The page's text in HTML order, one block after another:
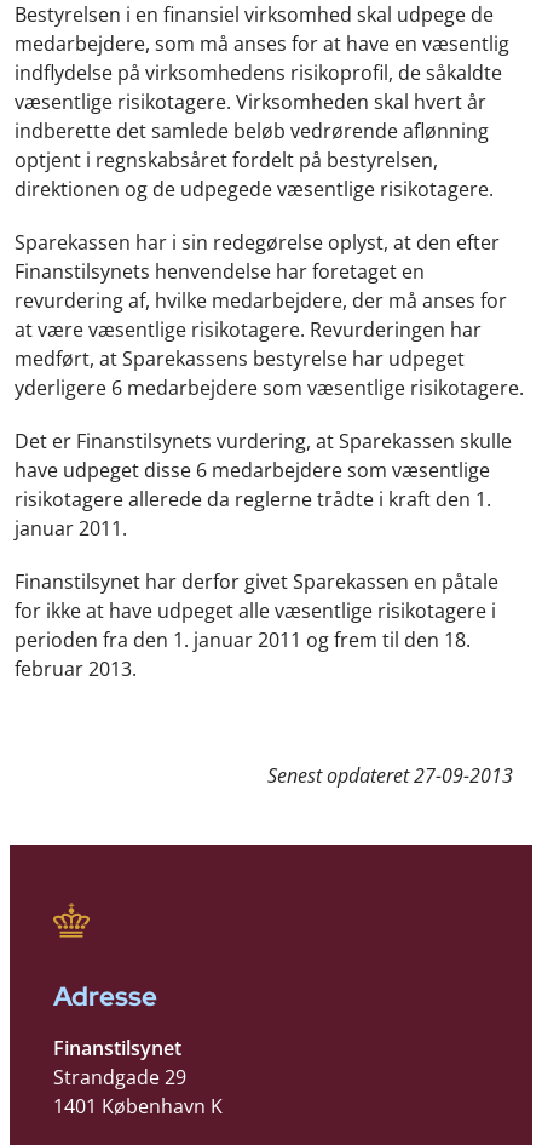
Bestyrelsen i en finansiel virksomhed skal udpege de
medarbejdere, som må anses for at have en væsentlig
indflydelse på virksomhedens risikoprofil, de såkaldte
væsentlige risikotagere. Virksomheden skal hvert år
indberette det samlede beløb vedrørende aflønning
optjent i regnskabsåret fordelt på bestyrelsen,
direktionen og de udpegede væsentlige risikotagere.
Sparekassen har i sin redegørelse oplyst, at den efter
Finanstilsynets henvendelse har foretaget en
revurdering af, hvilke medarbejdere, der må anses for
at være væsentlige risikotagere. Revurderingen har
medført, at Sparekassens bestyrelse har udpeget
yderligere 6 medarbejdere som væsentlige risikotagere.
Det er Finanstilsynets vurdering, at Sparekassen skulle
have udpeget disse 6 medarbejdere som væsentlige
risikotagere allerede da reglerne trådte i kraft den 1.
januar 2011.
Finanstilsynet har derfor givet Sparekassen en påtale
for ikke at have udpeget alle væsentlige risikotagere i
perioden fra den 1. januar 2011 og frem til den 18.
februar 2013.
Senest opdateret27-09-2013
Adresse
Finanstilsynet
Strandgade 29
1401 København K